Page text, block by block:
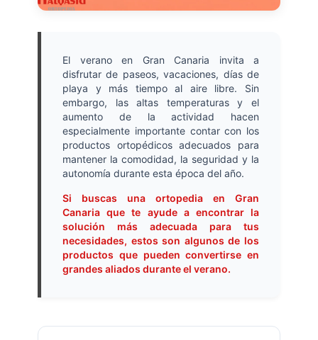
El verano en Gran Canaria invita a
disfrutar de paseos, vacaciones, días de
playa y más tiempo al aire libre. Sin
embargo, las altas temperaturas y el
aumento de la actividad hacen
especialmente importante contar con los
productos ortopédicos adecuados para
mantener la comodidad, la seguridad y la
autonomía durante esta época del año.
Si buscas una ortopedia en Gran
Canaria que te ayude a encontrar la
solución más adecuada para tus
necesidades, estos son algunos de los
productos que pueden convertirse en
grandes aliados durante el verano.